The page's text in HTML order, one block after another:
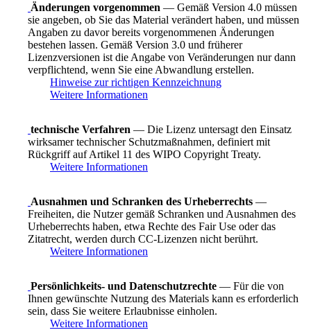
Änderungen vorgenommen — Gemäß Version 4.0 müssen
sie angeben, ob Sie das Material verändert haben, und müssen
Angaben zu davor bereits vorgenommenen Änderungen
bestehen lassen. Gemäß Version 3.0 und früherer
Lizenzversionen ist die Angabe von Veränderungen nur dann
verpflichtend, wenn Sie eine Abwandlung erstellen.
Hinweise zur richtigen Kennzeichnung
Weitere Informationen
technische Verfahren — Die Lizenz untersagt den Einsatz
wirksamer technischer Schutzmaßnahmen, definiert mit
Rückgriff auf Artikel 11 des WIPO Copyright Treaty.
Weitere Informationen
Ausnahmen und Schranken des Urheberrechts —
Freiheiten, die Nutzer gemäß Schranken und Ausnahmen des
Urheberrechts haben, etwa Rechte des Fair Use oder das
Zitatrecht, werden durch CC-Lizenzen nicht berührt.
Weitere Informationen
Persönlichkeits- und Datenschutzrechte — Für die von
Ihnen gewünschte Nutzung des Materials kann es erforderlich
sein, dass Sie weitere Erlaubnisse einholen.
Weitere Informationen